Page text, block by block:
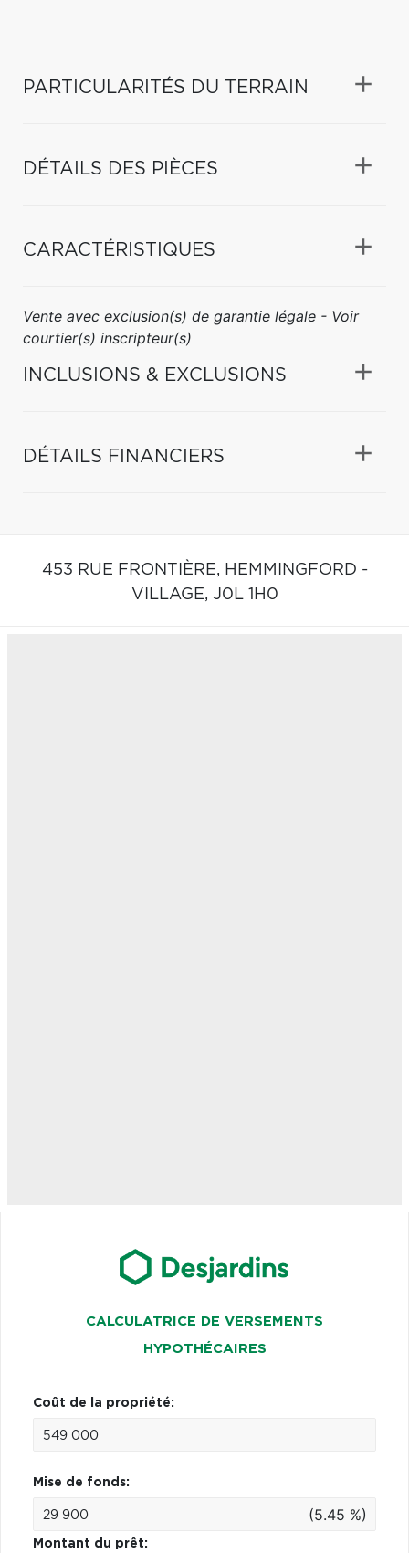
PARTICULARITÉS DU TERRAIN
DÉTAILS DES PIÈCES
CARACTÉRISTIQUES
Vente avec exclusion(s) de garantie légale - Voir
courtier(s) inscripteur(s)
INCLUSIONS & EXCLUSIONS
DÉTAILS FINANCIERS
453 RUE FRONTIÈRE, HEMMINGFORD -
VILLAGE, J0L 1H0
CALCULATRICE DE VERSEMENTS
HYPOTHÉCAIRES
Coût de la propriété:
Mise de fonds:
(5.45 %)
Montant du prêt: